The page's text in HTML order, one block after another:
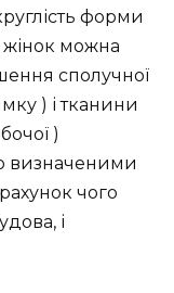
форми
жінок можна
сполучної
) і тканини
)
визначеними
чого
і